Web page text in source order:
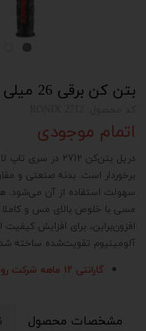
بتن کن برقی 26 میلی متری رونیکس مدل 2712
اتمام موجودی
دریل بتن‌کن 2712
برخوردار است. بدنه‌ صنعتی و
سهولت استفاده از آن می‌شود.
مسی با خلوص بالای مس و کاملا
افزون‌براین، برای افزایش
آلومینیوم تقویت‌شده ساخته
گارانتی 12 ماهه شرکت رونیکس
مشخصات محصول